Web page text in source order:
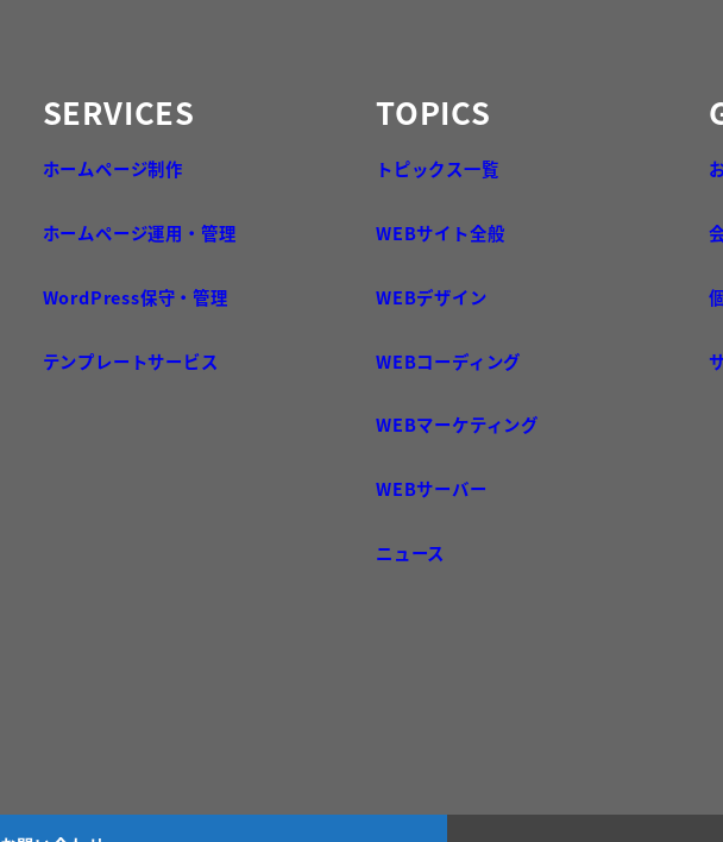
SERVICES
ホームページ制作
ホームページ運用・管理
WordPress保守・管理
テンプレートサービス
TOPICS
トピックス一覧
WEBサイト全般
WEBデザイン
WEBコーディング
WEBマーケティング
WEBサーバー
ニュース